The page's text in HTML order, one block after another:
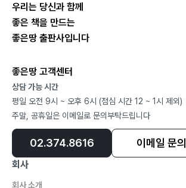
우리는 당신과 함께
좋은 책을 만드는
좋은땅 출판사입니다
좋은땅 고객센터
상담 가능 시간
평일 오전 9시 ~ 오후 6시 (점심 시간 12 ~ 1시 제외)
주말, 공휴일은 이메일로 문의부탁드립니다
02.374.8616 이메일 문의
회사
회사 소개